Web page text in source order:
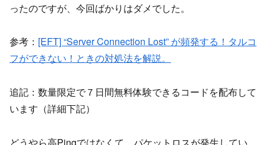
ったのですが、今回ばかりはダメでした。
参考： [EFT] “Server Connection Lost” が頻発する！タルコ
フができない！ときの対処法を解説。
追記：数量限定で７日間無料体験できるコードを配布して
います（詳細下記）
どうやら高Pingではなくて、パケットロスが発生してい